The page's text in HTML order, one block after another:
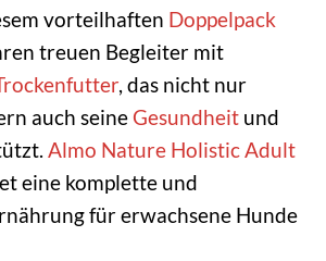
vorteilhaften Doppelpack
treuen Begleiter mit
, das nicht nur
auch seine Gesundheit und
Almo Nature Holistic Adult
eine komplette und
für erwachsene Hunde